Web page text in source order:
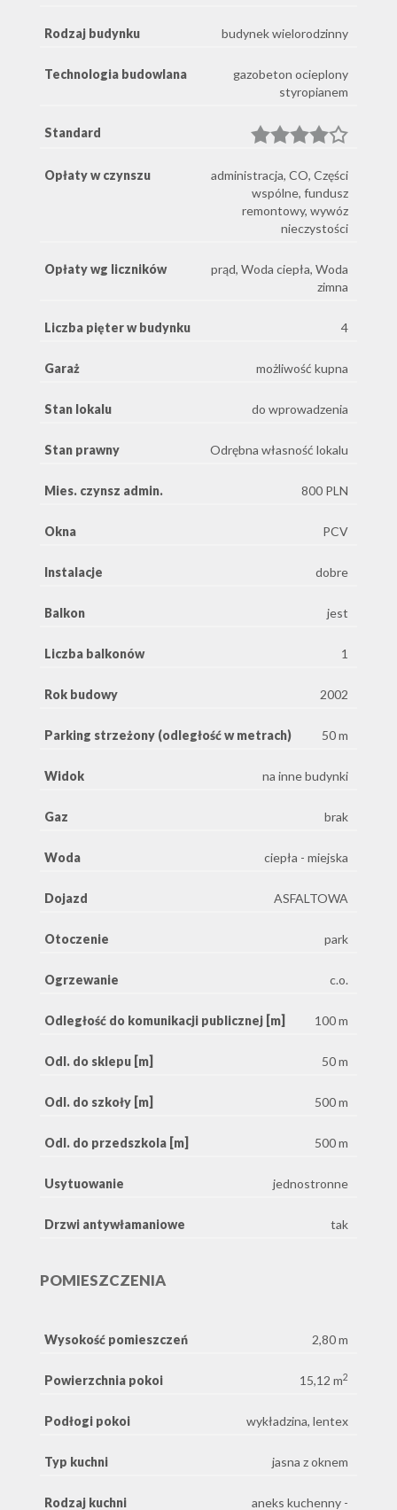
Rodzaj budynku budynek wielorodzinny
Technologia budowlana
gazobeton ocieplony
styropianem
Standard
Opłaty w czynszu
administracja, CO, Części
wspólne, fundusz
remontowy, wywóz
nieczystości
Opłaty wg liczników
prąd, Woda ciepła, Woda
zimna
Liczba pięter w budynku 4
Garaż możliwość kupna
Stan lokalu do wprowadzenia
Stan prawny Odrębna własność lokalu
Mies. czynsz admin. 800 PLN
Okna PCV
Instalacje dobre
Balkon jest
Liczba balkonów 1
Rok budowy 2002
Parking strzeżony (odległość w metrach) 50 m
Widok na inne budynki
Gaz brak
Woda ciepła - miejska
Dojazd ASFALTOWA
Otoczenie park
Ogrzewanie c.o.
Odległość do komunikacji publicznej [m] 100 m
Odl. do sklepu [m] 50 m
Odl. do szkoły [m] 500 m
Odl. do przedszkola [m] 500 m
Usytuowanie jednostronne
Drzwi antywłamaniowe tak
POMIESZCZENIA
Wysokość pomieszczeń 2,80 m
Powierzchnia pokoi 15,12 m2
Podłogi pokoi wykładzina, lentex
Typ kuchni jasna z oknem
Rodzaj kuchni
aneks kuchenny -